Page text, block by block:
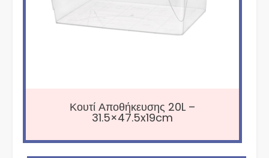
Κουτί Αποθήκευσης 20L –
31.5×47.5x19cm